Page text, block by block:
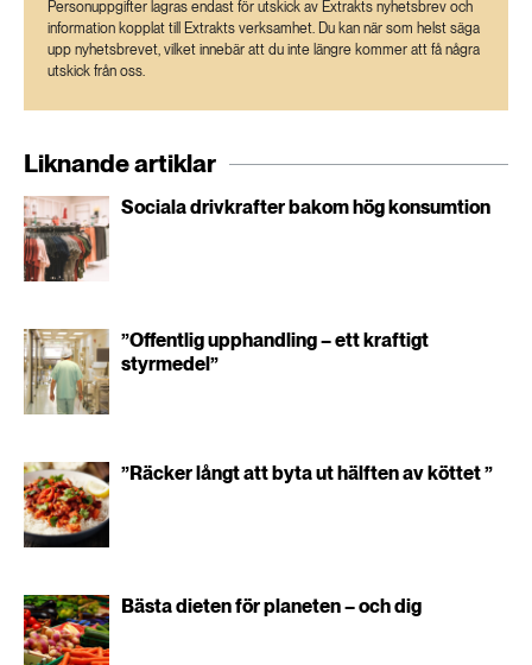
Personuppgifter lagras endast för utskick av Extrakts nyhetsbrev och
information kopplat till Extrakts verksamhet. Du kan när som helst säga
upp nyhetsbrevet, vilket innebär att du inte längre kommer att få några
utskick från oss.
Liknande artiklar
Sociala drivkrafter bakom hög konsumtion
”Offentlig upphandling – ett kraftigt
styrmedel”
”Räcker långt att byta ut hälften av köttet ”
Bästa dieten för planeten – och dig